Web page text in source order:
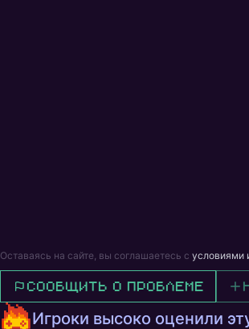
Оставаясь на сайте, вы соглашаетесь с условиями
Сообщить о проблеме
Игроки высоко оценили